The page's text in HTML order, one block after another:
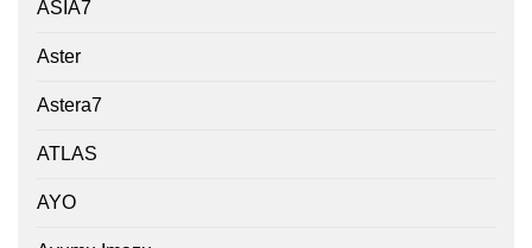
ASIA7
Aster
Astera7
ATLAS
AYO